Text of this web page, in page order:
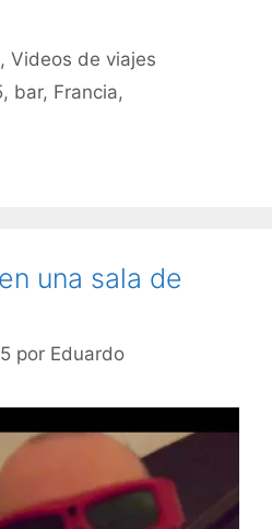
,Videos de viajes
, bar, Francia,
una sala de
por Eduardo